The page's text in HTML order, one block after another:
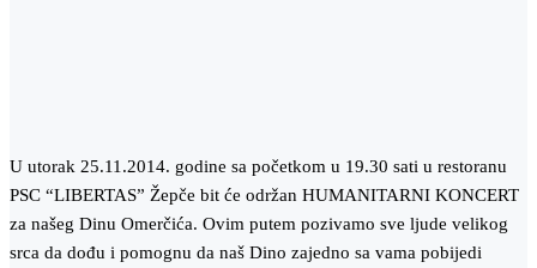
U utorak 25.11.2014. godine sa početkom u 19.30 sati u restoranu
PSC “LIBERTAS” Žepče bit će održan HUMANITARNI KONCERT
za našeg Dinu Omerčića. Ovim putem pozivamo sve ljude velikog
srca da dođu i pomognu da naš Dino zajedno sa vama pobijedi